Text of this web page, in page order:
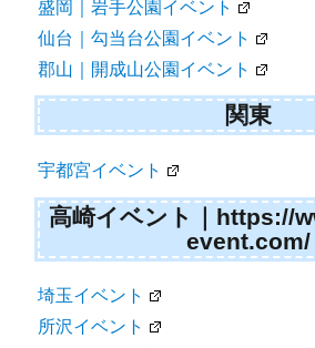
盛岡｜岩手公園イベント
仙台｜勾当台公園イベント
郡山｜開成山公園イベント
関東
宇都宮イベント
高崎イベント｜https://
event.com/
埼玉イベント
所沢イベント